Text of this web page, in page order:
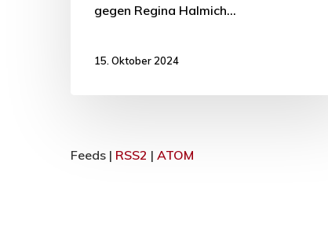
gegen Regina Halmich…
15. Oktober 2024
Feeds | RSS2 | ATOM